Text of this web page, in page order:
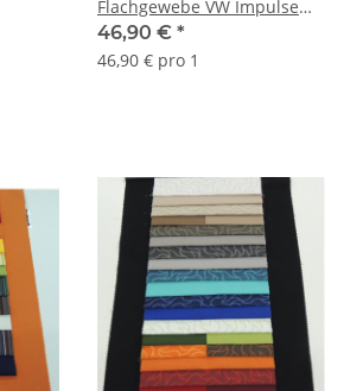
Flachgewebe VW Impulse
schwarz B150
46,90 € *
46,90 € pro 1